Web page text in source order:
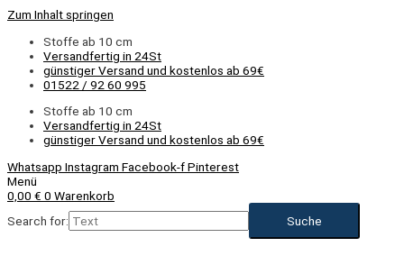
Zum Inhalt springen
Stoffe ab 10 cm
Versandfertig in 24St
günstiger Versand und kostenlos ab 69€
01522 / 92 60 995
Stoffe ab 10 cm
Versandfertig in 24St
günstiger Versand und kostenlos ab 69€
Whatsapp Instagram Facebook-fPinterest
Menü
0,00 € 0 Warenkorb
Search for: